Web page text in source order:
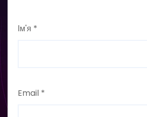
Ім'я *
Email *